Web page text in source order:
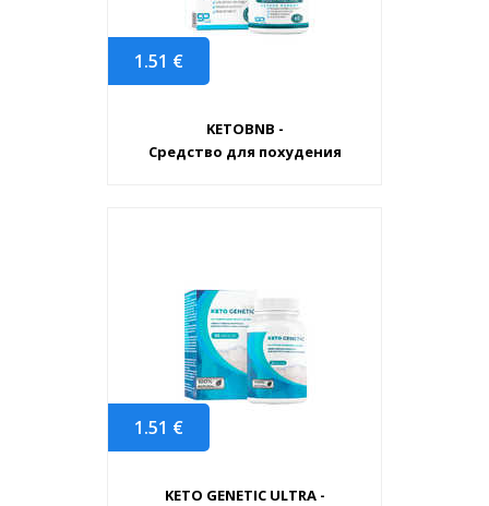
1.51 €
KETOBNB -
Средство для похудения
1.51 €
KETO GENETIC ULTRA -